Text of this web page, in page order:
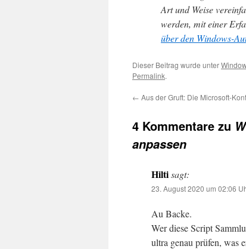
Art und Weise
werden, mit einer
über den Windows-
Dieser Beitrag wurde unter
Permalink.
← Aus der Gruft: Die Microsoft-
4 Kommentare zu
anpassen
Hiltisagt:
23. August 2020 um 02:06
Au Backe.
Wer diese Script
ultra genau prüfen, was